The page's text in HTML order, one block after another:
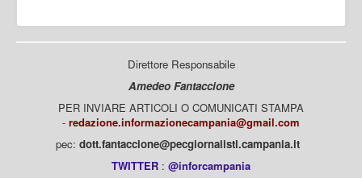
Direttore Responsabile
Amedeo Fantaccione
PER INVIARE ARTICOLI O COMUNICATI STAMPA
- redazione.informazionecampania@gmail.com
pec: dott.fantaccione@pecgiornalisti.campania.it
TWITTER : @inforcampania